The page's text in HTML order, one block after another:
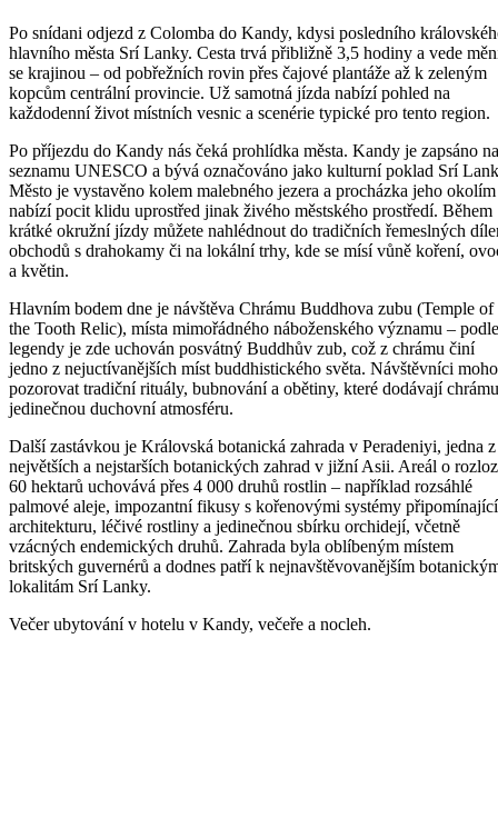
Po snídani odjezd z Colomba do Kandy, kdysi posledního
hlavního města Srí Lanky. Cesta trvá přibližně 3,5 hodiny a vede
se krajinou – od pobřežních rovin přes čajové plantáže až k zeleným
kopcům centrální provincie. Už samotná jízda nabízí pohled na
každodenní život místních vesnic a scenérie typické pro tento region.
Po příjezdu do Kandy nás čeká prohlídka města. Kandy je zapsáno na
seznamu UNESCO a bývá označováno jako kulturní poklad Srí
Město je vystavěno kolem malebného jezera a procházka jeho okolím
nabízí pocit klidu uprostřed jinak živého městského prostředí. Během
krátké okružní jízdy můžete nahlédnout do tradičních řemeslných
obchodů s drahokamy či na lokální trhy, kde se mísí vůně koření,
a květin.
Hlavním bodem dne je návštěva Chrámu Buddhova zubu (Temple of
the Tooth Relic), místa mimořádného náboženského významu – podle
legendy je zde uchován posvátný Buddhův zub, což z chrámu činí
jedno z nejuctívanějších míst buddhistického světa. Návštěvníci
pozorovat tradiční rituály, bubnování a obětiny, které dodávají chrámu
jedinečnou duchovní atmosféru.
Další zastávkou je Královská botanická zahrada v Peradeniyi, jedna z
největších a nejstarších botanických zahrad v jižní Asii. Areál o
60 hektarů uchovává přes 4 000 druhů rostlin – například rozsáhlé
palmové aleje, impozantní fikusy s kořenovými systémy
architekturu, léčivé rostliny a jedinečnou sbírku orchidejí, včetně
vzácných endemických druhů. Zahrada byla oblíbeným místem
britských guvernérů a dodnes patří k nejnavštěvovanějším
lokalitám Srí Lanky.
Večer ubytování v hotelu v Kandy, večeře a nocleh.